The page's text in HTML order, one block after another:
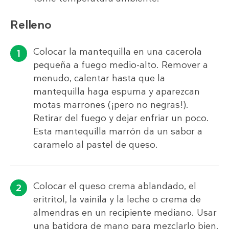
Relleno
Colocar la mantequilla en una cacerola
pequeña a fuego medio-alto. Remover a
menudo, calentar hasta que la
mantequilla haga espuma y aparezcan
motas marrones (¡pero no negras!).
Retirar del fuego y dejar enfriar un poco.
Esta mantequilla marrón da un sabor a
caramelo al pastel de queso.
Colocar el queso crema ablandado, el
eritritol, la vainila y la leche o crema de
almendras en un recipiente mediano. Usar
una batidora de mano para mezclarlo bien.